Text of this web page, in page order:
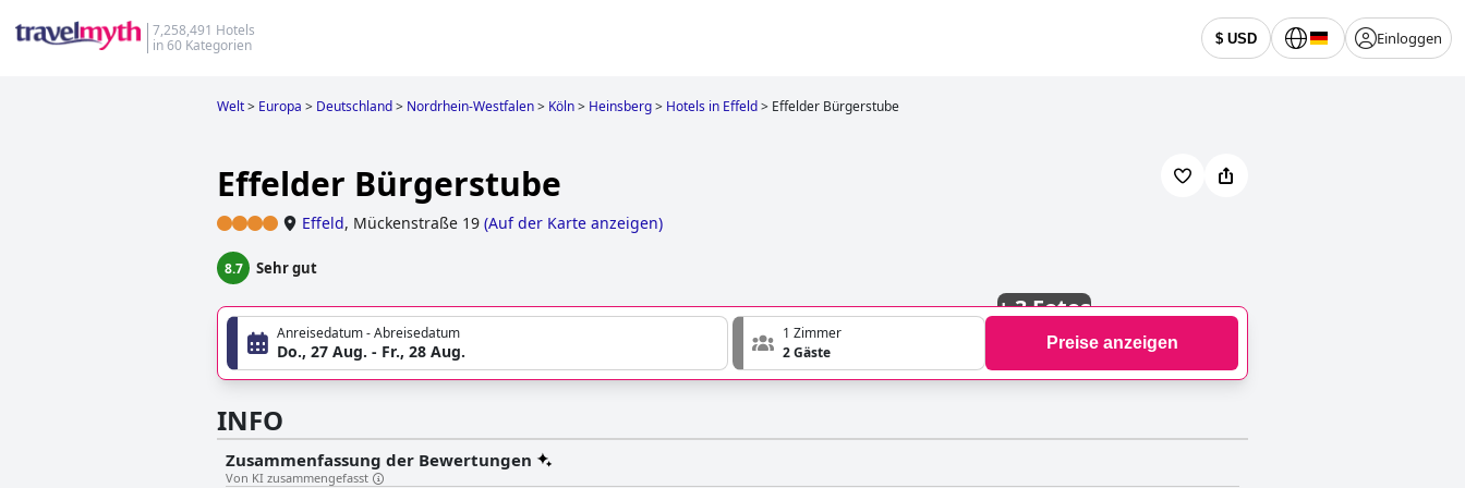
7,258,491 Hotels
in 60 Kategorien
$ USD Einloggen
Welt> Europa > Deutschland> Nordrhein-Westfalen> Köln> Heinsberg> Hotels in Effeld> Effelder Bürgerstube
Effelder Bürgerstube
Effeld, Mückenstraße 19 (Auf der Karte anzeigen)
8.7 Sehr gut
+3 Fotos
Anreisedatum - Abreisedatum
Do., 27 Aug. - Fr., 28 Aug.
1 Zimmer
2 Gäste
Preise anzeigen
INFO
Zusammenfassung der Bewertungen
Von KI zusammengefasst